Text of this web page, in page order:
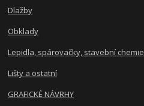
Dlažby
Obklady
Lepidla, spárovačky, stavební chemie
Lišty a ostatní
GRAFICKÉ NÁVRHY